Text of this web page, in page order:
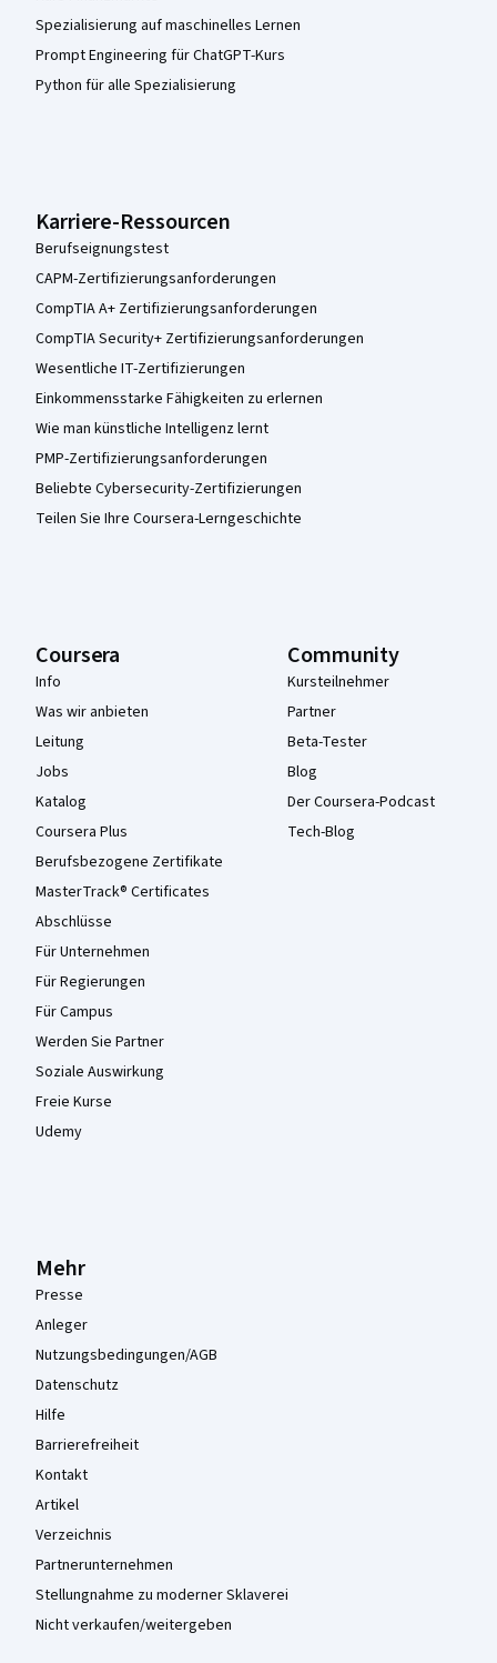
Spezialisierung auf maschinelles Lernen
Prompt Engineering für ChatGPT-Kurs
Python für alle Spezialisierung
Karriere-Ressourcen
Berufseignungstest
CAPM-Zertifizierungsanforderungen
CompTIA A+ Zertifizierungsanforderungen
CompTIA Security+ Zertifizierungsanforderungen
Wesentliche IT-Zertifizierungen
Einkommensstarke Fähigkeiten zu erlernen
Wie man künstliche Intelligenz lernt
PMP-Zertifizierungsanforderungen
Beliebte Cybersecurity-Zertifizierungen
Teilen Sie Ihre Coursera-Lerngeschichte
Coursera
Info
Was wir anbieten
Leitung
Jobs
Katalog
Coursera Plus
Berufsbezogene Zertifikate
MasterTrack® Certificates
Abschlüsse
Für Unternehmen
Für Regierungen
Für Campus
Werden Sie Partner
Soziale Auswirkung
Freie Kurse
Udemy
Community
Kursteilnehmer
Partner
Beta-Tester
Blog
Der Coursera-Podcast
Tech-Blog
Mehr
Presse
Anleger
Nutzungsbedingungen/AGB
Datenschutz
Hilfe
Barrierefreiheit
Kontakt
Artikel
Verzeichnis
Partnerunternehmen
Stellungnahme zu moderner Sklaverei
Nicht verkaufen/weitergeben